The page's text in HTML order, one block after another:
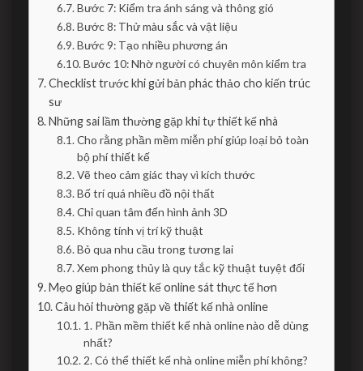
Bước 7: Kiểm tra ánh sáng và thông gió
Bước 8: Thử màu sắc và vật liệu
Bước 9: Tạo nhiều phương án
Bước 10: Nhờ người có chuyên môn kiểm tra
Checklist trước khi gửi bản phác thảo cho kiến trúc
sư
Những sai lầm thường gặp khi tự thiết kế nhà
Cho rằng phần mềm miễn phí giúp loại bỏ toàn
bộ phí thiết kế
Vẽ theo cảm giác thay vì kích thước
Bố trí quá nhiều đồ nội thất
Chỉ quan tâm đến hình ảnh 3D
Không tính vị trí kỹ thuật
Bỏ qua nhu cầu trong tương lai
Xem phong thủy là quy tắc kỹ thuật tuyệt đối
Mẹo giúp bản thiết kế online sát thực tế hơn
Câu hỏi thường gặp về thiết kế nhà online
1. Phần mềm thiết kế nhà online nào dễ dùng
nhất?
2. Có thể thiết kế nhà online miễn phí không?